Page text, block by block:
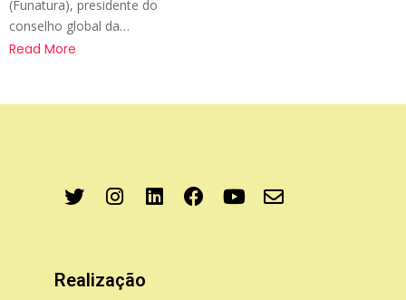
(Funatura), presidente do
conselho global da…
Read More
Realização